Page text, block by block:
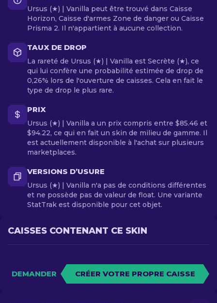
Ursus (★) | Vanilla peut être trouvé dans Caisse
Horizon, Caisse d'armes Zone de danger ou Caisse
Prisma 2. Il n'appartient à aucune collection.
TAUX DE DROP
La rareté de Ursus (★) | Vanilla est Secrète (★), ce
qui lui confère une probabilité estimée de drop de
0,26% lors de l'ouverture de caisses. Cela en fait le
type de drop le plus rare.
PRIX
Ursus (★) | Vanilla a un prix compris entre $85.46 et
$94.22, ce qui en fait un skin de milieu de gamme. Il
est actuellement disponible à l'achat sur plusieurs
marketplaces.
VERSIONS D’USURE
Ursus (★) | Vanilla n'a pas de conditions différentes
et ne possède pas de valeur de float. Une variante
StatTrak est disponible pour cet objet.
CAISSES CONTENANT CE SKIN
DEMANDER CRÉER VOTRE PROPRE CAISSE